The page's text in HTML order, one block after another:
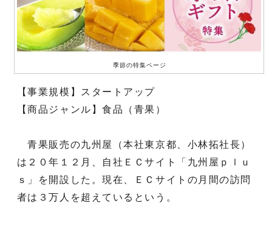
季節の特集ページ
【事業規模】スタートアップ
【商品ジャンル】食品（青果）
青果販売の九州屋（本社東京都、小林拓社長）
は２０年１２月、自社ＥＣサイト「九州屋ｐｌｕ
ｓ」を開設した。現在、ＥＣサイトの月間の訪問
者は３万人を超えているという。